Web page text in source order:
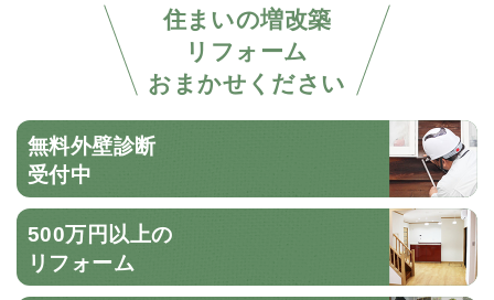
住まいの増改築
リフォーム
おまかせください
無料外壁診断
受付中
500万円以上の
リフォーム